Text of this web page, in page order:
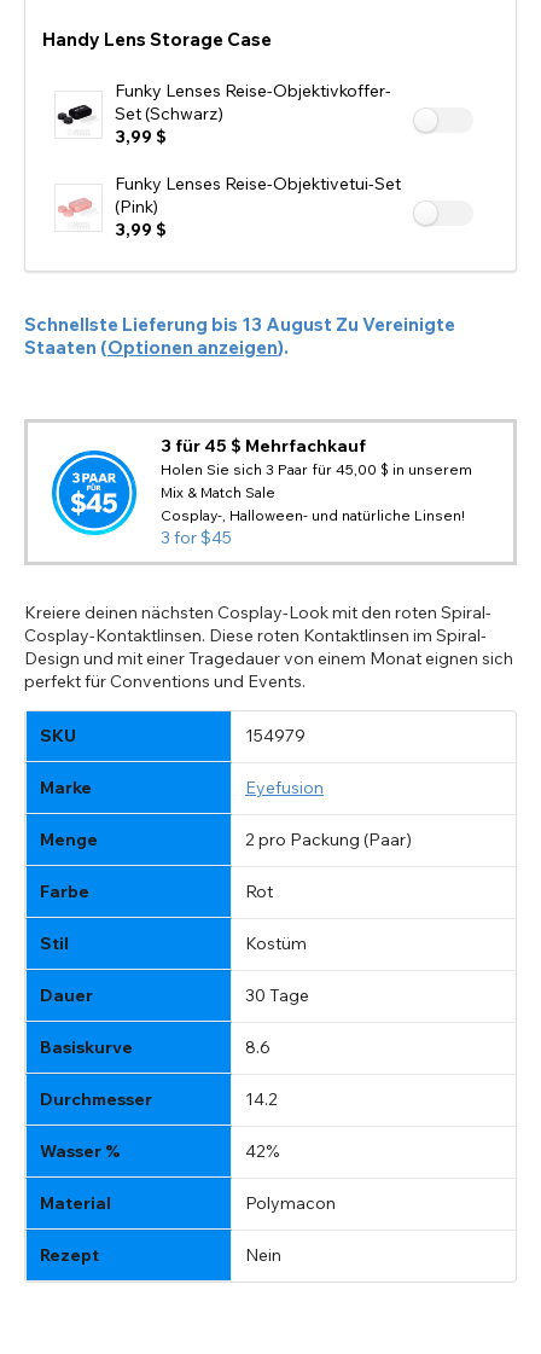
Handy Lens Storage Case
Funky Lenses Reise-Objektivkoffer-
Set (Schwarz)
3,99 $
Funky Lenses Reise-Objektivetui-Set
(Pink)
3,99 $
Schnellste Lieferung bis 13 August Zu Vereinigte
Staaten (Optionen anzeigen).
3 für 45 $ Mehrfachkauf
Holen Sie sich 3 Paar für 45,00 $ in unserem
Mix & Match Sale
Cosplay-, Halloween- und natürliche Linsen!
3 for $45
Kreiere deinen nächsten Cosplay-Look mit den roten Spiral-
Cosplay-Kontaktlinsen. Diese roten Kontaktlinsen im Spiral-
Design und mit einer Tragedauer von einem Monat eignen sich
perfekt für Conventions und Events.
SKU 154979
Marke Eyefusion
Menge 2 pro Packung (Paar)
Farbe Rot
Stil Kostüm
Dauer 30 Tage
Basiskurve 8.6
Durchmesser 14.2
Wasser % 42%
Material Polymacon
Rezept Nein